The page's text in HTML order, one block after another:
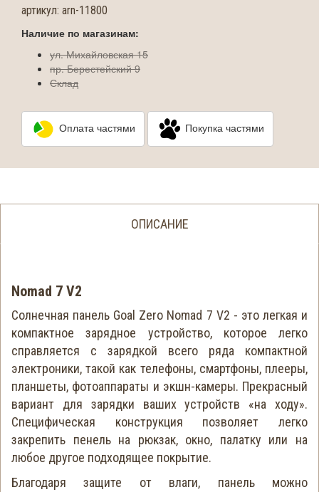
артикул: arn-11800
Наличие по магазинам:
ул. Михайловская 15
пр. Берестейский 9
Склад
Оплата частями Покупка частями
ОПИСАНИЕ
Nomad 7 V2
Солнечная панель Goal Zero Nomad 7 V2 - это легкая и
компактное зарядное устройство, которое легко
справляется с зарядкой всего ряда компактной
электроники, такой как телефоны, смартфоны, плееры,
планшеты, фотоаппараты и экшн-камеры. Прекрасный
вариант для зарядки ваших устройств «на ходу».
Специфическая конструкция позволяет легко
закрепить пенель на рюкзак, окно, палатку или на
любое другое подходящее покрытие.
Благодаря защите от влаги, панель можно